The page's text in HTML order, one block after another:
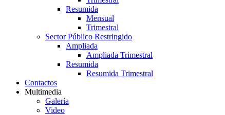
Resumida
Mensual
Trimestral
Sector Público Restringido
Ampliada
Ampliada Trimestral
Resumida
Resumida Trimestral
Contactos
Multimedia
Galería
Video